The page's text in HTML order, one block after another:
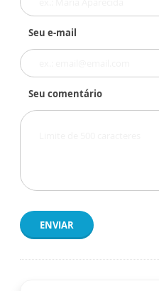
Seu e-mail
Seu comentário
ENVIAR